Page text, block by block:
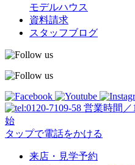
モデルハウス
資料請求
スタッフブログ
営業時間
始
タップで電話をかける
来店・見学予約